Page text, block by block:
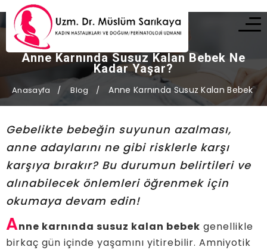
Anne Karnında Susuz Kalan Bebek Ne
Kadar Yaşar?
Anasayfa Blog Anne Karnında Susuz Kalan Bebek
Gebelikte bebeğin suyunun azalması,
anne adaylarını ne gibi risklerle karşı
karşıya bırakır? Bu durumun belirtileri ve
alınabilecek önlemleri öğrenmek için
okumaya devam edin!
Anne karnında susuz kalan bebek genellikle
birkaç gün içinde yaşamını yitirebilir. Amniyotik